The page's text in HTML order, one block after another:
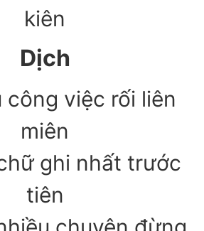
kiên
Dịch
công việc rối liên
miên
ghi nhất trước
tiên